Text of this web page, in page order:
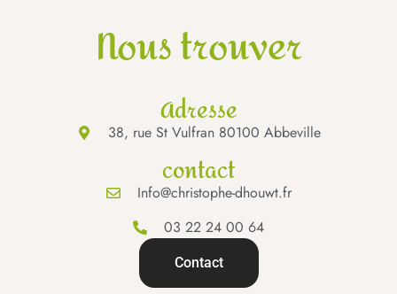
Nous trouver
Adresse
38, rue St Vulfran 80100 Abbeville
contact
Info@christophe-dhouwt.fr
03 22 24 00 64
Contact